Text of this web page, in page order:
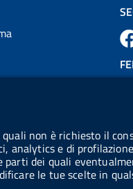
non è richiesto il
e di
dei quali
le tue scelte in